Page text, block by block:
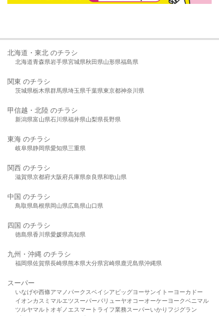
北海道・東北 のチラシ
北海道青森県岩手県宮城県秋田県山形県福島県
関東 のチラシ
茨城県栃木県群馬県埼玉県千葉県東京都神奈川県
甲信越・北陸 のチラシ
新潟県富山県石川県福井県山梨県長野県
東海 のチラシ
岐阜県静岡県愛知県三重県
関西 のチラシ
滋賀県京都府大阪府兵庫県奈良県和歌山県
中国 のチラシ
鳥取県島根県岡山県広島県山口県
四国 のチラシ
徳島県香川県愛媛県高知県
九州・沖縄 のチラシ
福岡県佐賀県長崎県熊本県大分県宮崎県鹿児島県沖縄県
スーパー
いなげや西條アマノパークスベイシア ビッグヨーサンイトーヨーカドー
イオンカスミ マルエツスーパーバリューヤオコーオーケー ヨークベニマル
ツルヤマルト オギノ エスマート ライフ業務スーパーいかり フジグラン